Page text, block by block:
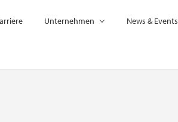
Unternehmen News & Events